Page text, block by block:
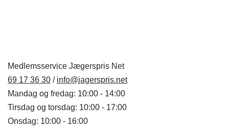
Medlemsservice Jægerspris Net
69 17 36 30 / info@jagerspris.net
Mandag og fredag: 10:00 - 14:00
Tirsdag og torsdag: 10:00 - 17:00
Onsdag: 10:00 - 16:00